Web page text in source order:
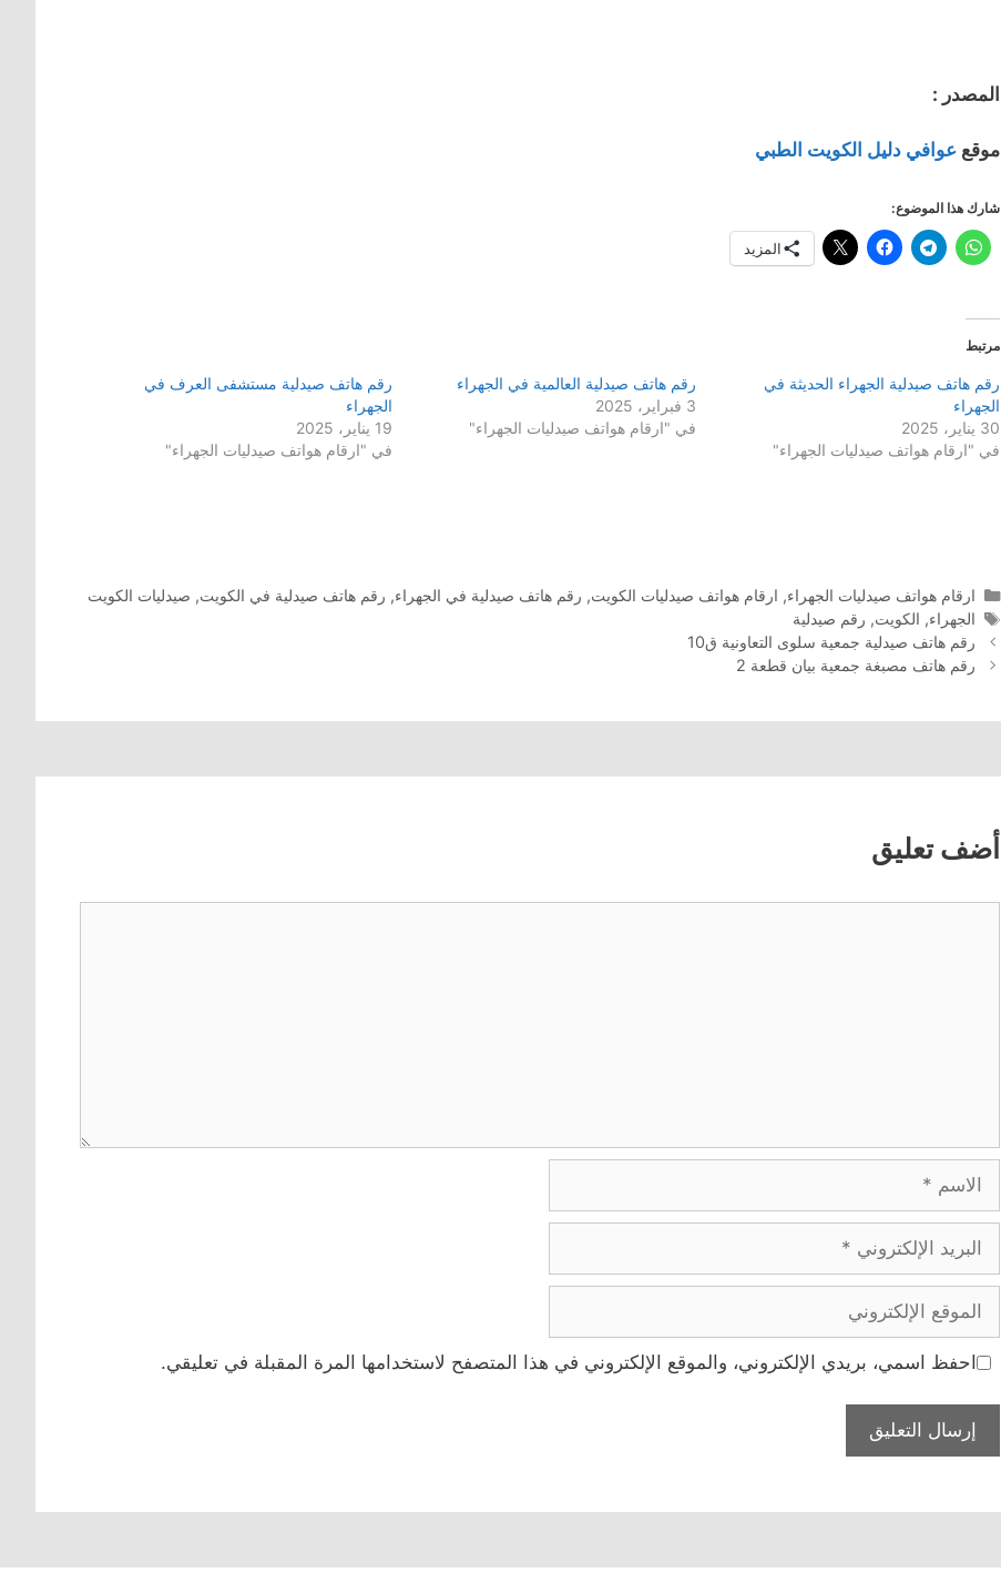
المصدر :
موقع عوافي دليل الكويت الطبي
شارك هذا الموضوع:
المزيد
مرتبط
رقم هاتف صيدلية الجهراء الحدیثة في
الجهراء
30 يناير، 2025
في "ارقام هواتف صيدليات الجهراء"
رقم هاتف صيدلية العالمیة في الجهراء
3 فبراير، 2025
في "ارقام هواتف صيدليات الجهراء"
رقم هاتف صيدلية مستشفى العرف في
الجهراء
19 يناير، 2025
في "ارقام هواتف صيدليات الجهراء"
التصنيفات
ارقام هواتف صيدليات الجهراء, ارقام هواتف صيدليات الكويت, رقم هاتف صيدلية في الجهراء, رقم هاتف صيدلية في الكويت, صيدليات الكويت
الوسوم
الجهراء, الكويت, رقم صيدلية
رقم هاتف صيدلية جمعية سلوى التعاونية ق10
رقم هاتف مصبغة جمعية بيان قطعة 2
أضف تعليق
الإلكتروني
الإلكتروني
احفظ اسمي، بريدي الإلكتروني، والموقع الإلكتروني في هذا المتصفح لاستخدامها المرة المقبلة في تعليقي.